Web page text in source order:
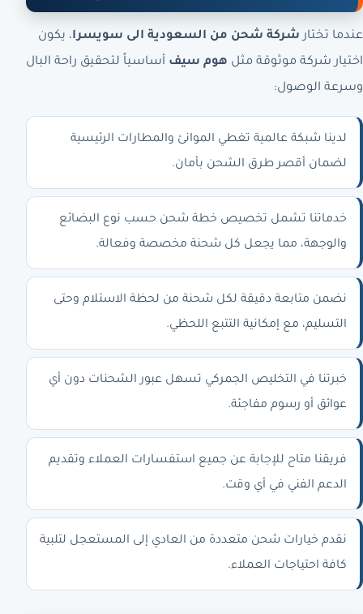
عندما تختار شركة شحن من السعودية الى سويسرا، يكون
اختيار شركة موثوقة مثل هوم سيف أساسياً لتحقيق راحة البال
وسرعة الوصول:
لدينا شبكة عالمية تغطي الموانئ والمطارات الرئيسية
لضمان أقصر طرق الشحن بأمان.
خدماتنا تشمل تخصيص خطة شحن حسب نوع البضائع
والوجهة، مما يجعل كل شحنة مخصصة وفعالة.
نضمن متابعة دقيقة لكل شحنة من لحظة الاستلام وحتى
التسليم، مع إمكانية التتبع اللحظي.
خبرتنا في التخليص الجمركي تسهل عبور الشحنات دون أي
عوائق أو رسوم مفاجئة.
فريقنا متاح للإجابة عن جميع استفسارات العملاء وتقديم
الدعم الفني في أي وقت.
نقدم خيارات شحن متعددة من العادي إلى المستعجل لتلبية
كافة احتياجات العملاء.